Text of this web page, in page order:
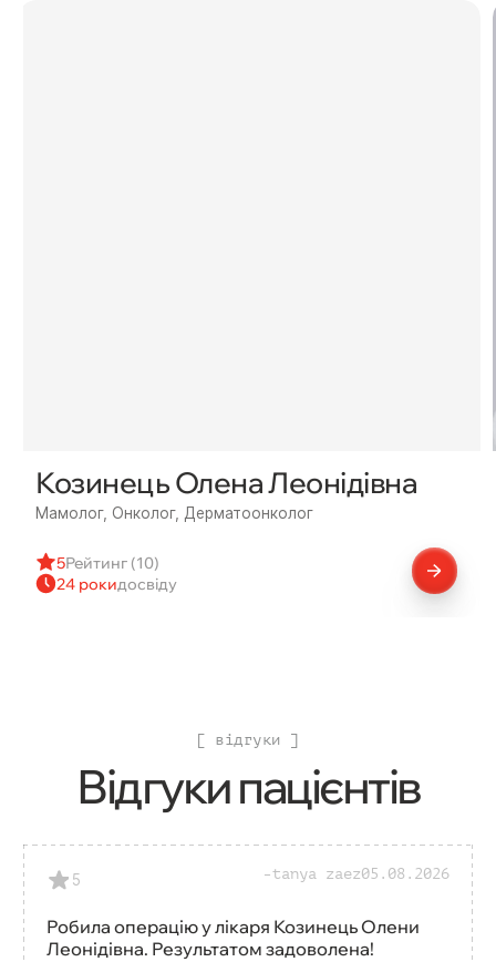
Козинець Олена Леонідівна
Мамолог, Онколог, Дерматоонколог
5Рейтинг (10)
24 рокидосвіду
[ відгуки ]
Відгуки пацієнтів
5 tanya zaez05.08.2026
Робила операцію у лікаря Козинець Олени
Леонідівна. Результатом задоволена!